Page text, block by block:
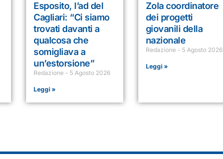
Esposito, l’ad del
Cagliari: “Ci siamo
trovati davanti a
qualcosa che
somigliava a
un’estorsione”
Redazione 5 Agosto 2026
Leggi »
Zola coordinatore
dei progetti
giovanili della
nazionale
Redazione 5 Agosto 2026
Leggi »